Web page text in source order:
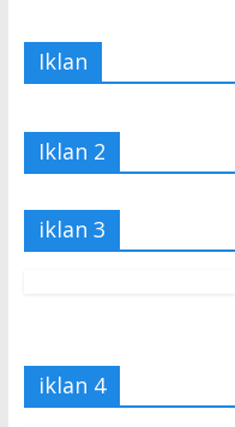
Iklan
Iklan 2
iklan 3
iklan 4